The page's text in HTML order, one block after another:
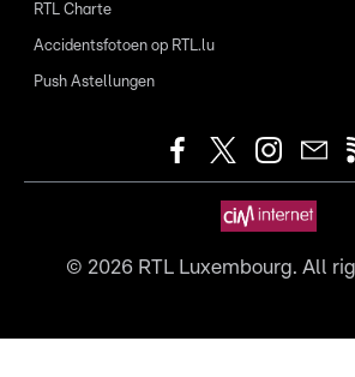
RTL Charte
Accidentsfotoen op RTL.lu
Push Astellungen
© 2026RTL Luxembourg. All